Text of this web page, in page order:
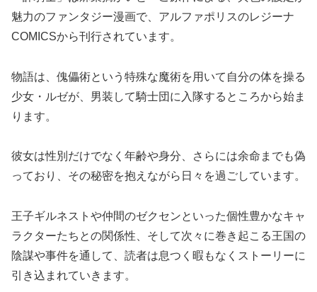
魅力のファンタジー漫画で、アルファポリスのレジーナ
COMICSから刊行されています。
物語は、傀儡術という特殊な魔術を用いて自分の体を操る
少女・ルゼが、男装して騎士団に入隊するところから始ま
ります。
彼女は性別だけでなく年齢や身分、さらには余命までも偽
っており、その秘密を抱えながら日々を過ごしています。
王子ギルネストや仲間のゼクセンといった個性豊かなキャ
ラクターたちとの関係性、そして次々に巻き起こる王国の
陰謀や事件を通して、読者は息つく暇もなくストーリーに
引き込まれていきます。